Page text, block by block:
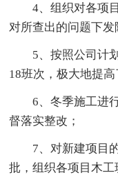
4、组织对各项
对所查出的问题下发
5、按照公司计
18班次，极大地提
6、冬季施工进
督落实整改；
7、对新建项目
批，组织各项目木工